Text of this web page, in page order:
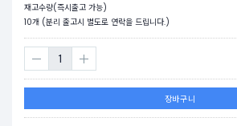
재고수량(즉시출고 가능)
10개 (분리 출고시 별도로 연락을 드립니다.)
장바구니